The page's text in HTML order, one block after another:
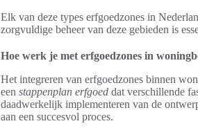
Elk van deze types erfgoedzones in
zorgvuldige beheer van deze gebieden is
Hoe werk je met erfgoedzones in
Het integreren van erfgoedzones binnen
een stappenplan erfgoed dat verschillende
daadwerkelijk implementeren van de
aan een succesvol proces.